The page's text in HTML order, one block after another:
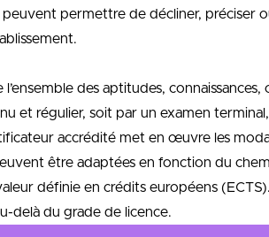
permettre de décliner, préciser
des aptitudes,
et régulier, soit par un examen
accrédité met en œuvre les
être adaptées en fonction du
définie en crédits européens
delà du grade de licence.